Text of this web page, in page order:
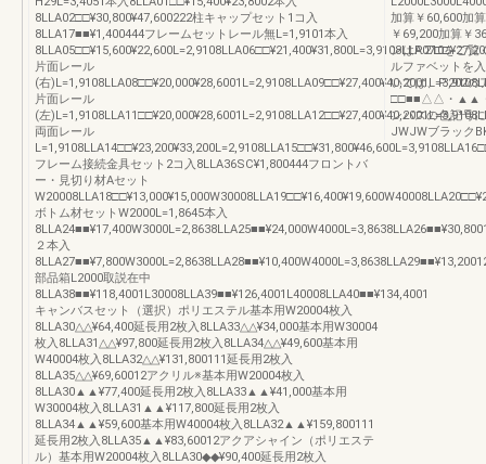
8LLA02□□¥30,800¥47,600222柱キャップセット1コ入
8LLA17■■¥1,400444フレームセットレール無L=1,9101本入
片面レール
(右
片面レール
(左
両面レール
フレーム接続金具セット2コ入8LLA36SC¥1,800444フロントバ
ー・見切り材Aセット
ボトム材セットW2000L=1,8645本入
２本入
部品箱L2000取説在中
8LLA38■■¥118,4001L30008LLA39■■¥126,4001L40008LLA40■■¥134,4001
キャンバスセット（選択）ポリエステル基本用W20004枚入
8LLA30△△¥64,400延長用2枚入8LLA33△△¥34,000基本用W30004
枚入8LLA31△△¥97,800延長用2枚入8LLA34△△¥49,600基本用
W40004枚入8LLA32△△¥131,800111延長用2枚入
8LLA35△△¥69,60012アクリル※基本用W20004枚入
8LLA30▲▲¥77,400延長用2枚入8LLA33▲▲¥41,000基本用
W30004枚入8LLA31▲▲¥117,800延長用2枚入
8LLA34▲▲¥59,600基本用W40004枚入8LLA32▲▲¥159,800111
延長用2枚入8LLA35▲▲¥83,60012アクアシャイン（ポリエステ
ル）基本用W20004枚入8LLA30◆◆¥90,400延長用2枚入
加算￥60,600加
￥69,200加算￥
ンはP.210をご覧
ルファベット
いては、P.202の
□□■■△△・▲▲・
ンバスの色記号
JWJWブラック